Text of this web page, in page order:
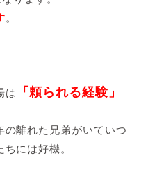
。
は
「頼られる経験」
の離れた兄弟がいていつ
には好機。